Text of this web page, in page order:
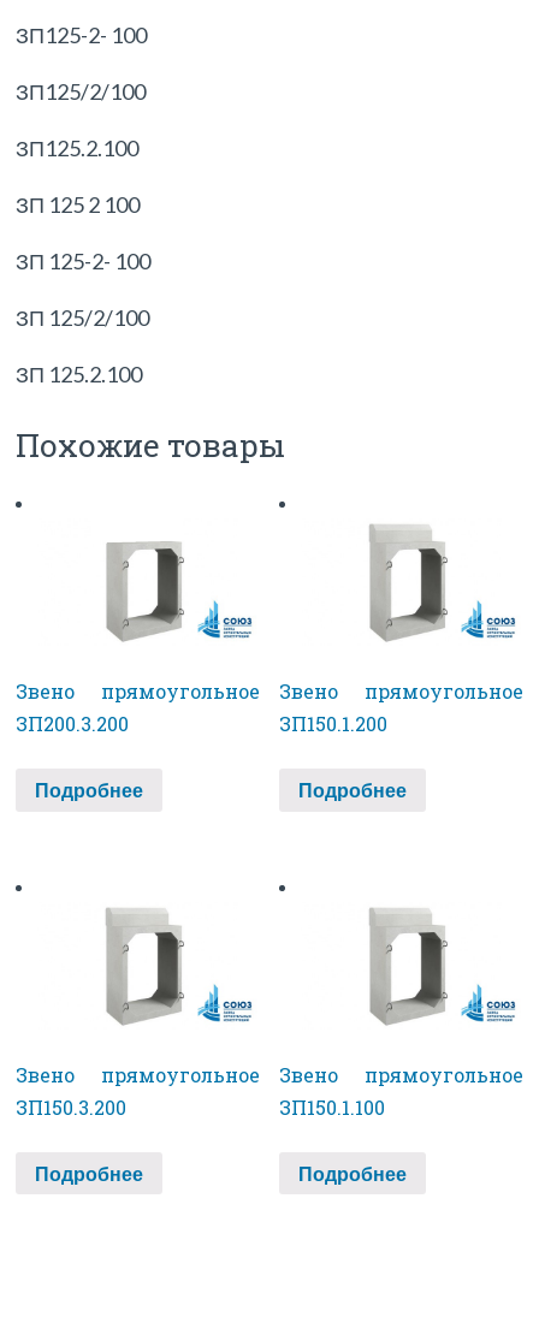
ЗП125-2- 100
ЗП125/2/100
ЗП125.2.100
ЗП 125 2 100
ЗП 125-2- 100
ЗП 125/2/100
ЗП 125.2.100
Похожие товары
Звено прямоугольное
ЗП200.3.200
Подробнее
Звено прямоугольное
ЗП150.1.200
Подробнее
Звено прямоугольное
ЗП150.3.200
Подробнее
Звено прямоугольное
ЗП150.1.100
Подробнее